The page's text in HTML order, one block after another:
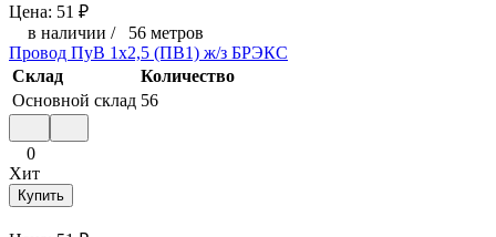
Цена: 51 ₽
в наличии / 56 метров
Провод ПуВ 1х2,5 (ПВ1) ж/з БРЭКС
Склад
Количество
Основной склад 56
0
Хит
Купить